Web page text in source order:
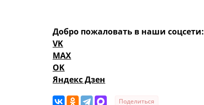
Добро пожаловать в наши соцсети:
VK
MAX
OK
Яндекс Дзен
Поделиться